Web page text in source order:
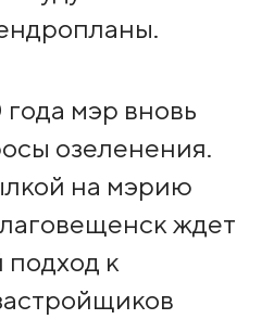
мэр вновь
озеленения.
на мэрию
ждет
к